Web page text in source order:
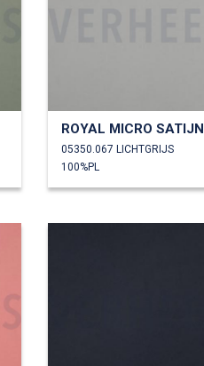
ROYAL MICRO SATIJN
05350.067 LICHTGRIJS
100%PL